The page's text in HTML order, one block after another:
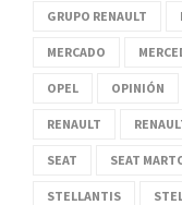
GRUPO RENAULT
MERCADO
OPEL OPINIÓN
RENAULT
SEAT SEAT
STELLANTIS